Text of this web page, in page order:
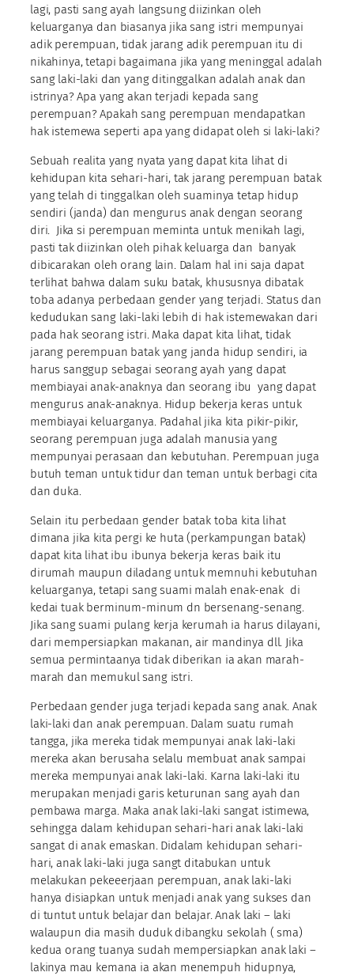
lagi, pasti sang ayah langsung diizinkan oleh
keluarganya dan biasanya jika sang istri mempunyai
adik perempuan, tidak jarang adik perempuan itu di
nikahinya, tetapi bagaimana jika yang meninggal adalah
sang laki-laki dan yang ditinggalkan adalah anak dan
istrinya? Apa yang akan terjadi kepada sang
perempuan? Apakah sang perempuan mendapatkan
hak istemewa seperti apa yang didapat oleh si laki-laki?
Sebuah realita yang nyata yang dapat kita lihat di
kehidupan kita sehari-hari, tak jarang perempuan batak
yang telah di tinggalkan oleh suaminya tetap hidup
sendiri (janda) dan mengurus anak dengan seorang
diri. Jika si perempuan meminta untuk menikah lagi,
pasti tak diizinkan oleh pihak keluarga dan banyak
dibicarakan oleh orang lain. Dalam hal ini saja dapat
terlihat bahwa dalam suku batak, khususnya dibatak
toba adanya perbedaan gender yang terjadi. Status dan
kedudukan sang laki-laki lebih di hak istemewakan dari
pada hak seorang istri. Maka dapat kita lihat, tidak
jarang perempuan batak yang janda hidup sendiri, ia
harus sanggup sebagai seorang ayah yang dapat
membiayai anak-anaknya dan seorang ibu yang dapat
mengurus anak-anaknya. Hidup bekerja keras untuk
membiayai keluarganya. Padahal jika kita pikir-pikir,
seorang perempuan juga adalah manusia yang
mempunyai perasaan dan kebutuhan. Perempuan juga
butuh teman untuk tidur dan teman untuk berbagi cita
dan duka.
Selain itu perbedaan gender batak toba kita lihat
dimana jika kita pergi ke huta (perkampungan batak)
dapat kita lihat ibu ibunya bekerja keras baik itu
dirumah maupun diladang untuk memnuhi kebutuhan
keluarganya, tetapi sang suami malah enak-enak di
kedai tuak berminum-minum dn bersenang-senang.
Jika sang suami pulang kerja kerumah ia harus dilayani,
dari mempersiapkan makanan, air mandinya dll. Jika
semua permintaanya tidak diberikan ia akan marah-
marah dan memukul sang istri.
Perbedaan gender juga terjadi kepada sang anak. Anak
laki-laki dan anak perempuan. Dalam suatu rumah
tangga, jika mereka tidak mempunyai anak laki-laki
mereka akan berusaha selalu membuat anak sampai
mereka mempunyai anak laki-laki. Karna laki-laki itu
merupakan menjadi garis keturunan sang ayah dan
pembawa marga. Maka anak laki-laki sangat istimewa,
sehingga dalam kehidupan sehari-hari anak laki-laki
sangat di anak emaskan. Didalam kehidupan sehari-
hari, anak laki-laki juga sangt ditabukan untuk
melakukan pekeeerjaan perempuan, anak laki-laki
hanya disiapkan untuk menjadi anak yang sukses dan
di tuntut untuk belajar dan belajar. Anak laki – laki
walaupun dia masih duduk dibangku sekolah ( sma)
kedua orang tuanya sudah mempersiapkan anak laki –
lakinya mau kemana ia akan menempuh hidupnya,